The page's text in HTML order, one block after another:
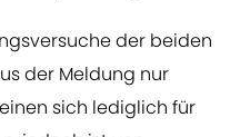
der beiden
der Meldung nur
sich lediglich für